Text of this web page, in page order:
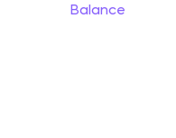
Balance